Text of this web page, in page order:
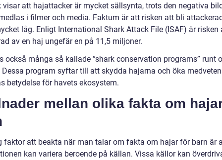
visar att hajattacker är mycket sällsynta, trots den negativa
i filmer och media. Faktum är att risken att bli
låg. Enligt International Shark Attack File (ISAF) är risken
av en haj ungefär en på 11,5 miljoner.
också många så kallade ”shark conservation programs” runt
Dessa program syftar till att skydda hajarna och öka
betydelse för havets ekosystem.
mellan olika fakta om
faktor att beakta när man talar om fakta om hajar för barn är
kan variera beroende på källan. Vissa källor kan